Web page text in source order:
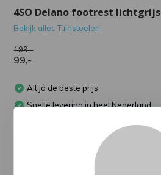
4SO Delano footrest lichtgrijs
Bekijk alles Tuinstoelen
199,-
99,-
Altijd de beste prijs
Snelle levering in heel Nederland
Standaard 5 jaar garantie*